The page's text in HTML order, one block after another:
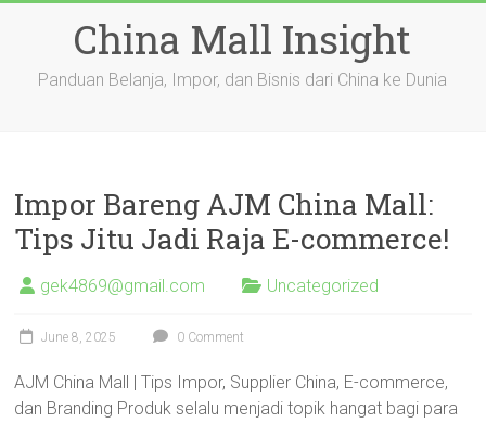
China Mall Insight
Panduan Belanja, Impor, dan Bisnis dari China ke Dunia
Impor Bareng AJM China Mall:
Tips Jitu Jadi Raja E-commerce!
gek4869@gmail.com Uncategorized
June 8, 2025 0 Comment
AJM China Mall | Tips Impor, Supplier China, E-commerce,
dan Branding Produk selalu menjadi topik hangat bagi para